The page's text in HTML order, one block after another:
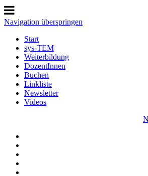
Navigation überspringen
Start
sys-TEM
Weiterbildung
DozentInnen
Buchen
Linkliste
Newsletter
Videos